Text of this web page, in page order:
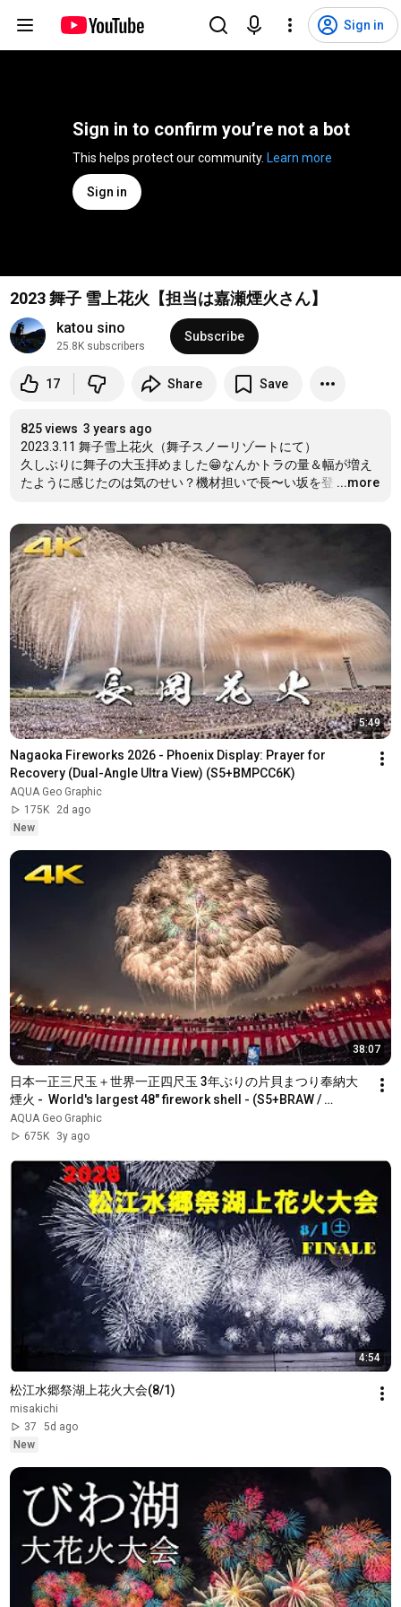
Sign in
Sign in to confirm you’re not a bot
Learn more
Sign in
2023 舞子 雪上花火【担当は嘉瀬煙火さん】
katou sino
25.8K subscribers
Subscribe
17 Share Save
825 views 3 years ago
2023.3.11 舞子雪上花火（舞子スノーリゾートにて）
久しぶりに舞子の大玉拝めました😁なんかトラの量＆幅が増え
たように感じたのは気のせい？機材担いで長〜い坂を登 …
...more
5:49
Nagaoka Fireworks 2026 - Phoenix Display: Prayer for
Recovery (Dual-Angle Ultra View) (S5+BMPCC6K)
AQUA Geo Graphic
175K
2d ago
New
38:07
日本一正三尺玉＋世界一正四尺玉 3年ぶりの片貝まつり奉納大
煙火 -  World's largest 48" firework shell - (S5+BRAW /
BMPCC6K)
AQUA Geo Graphic
675K
3y ago
4:54
松江水郷祭湖上花火大会(8/1)
misakichi
37
5d ago
New